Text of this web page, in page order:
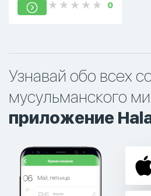
0
Узнавай обо всех
мусульманского
приложение